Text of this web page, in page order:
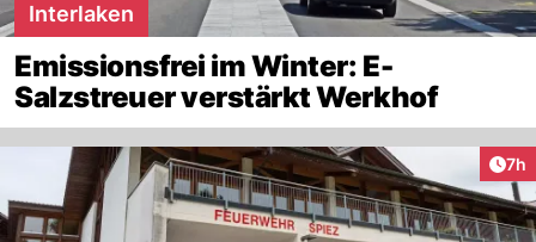
Interlaken
Emissionsfrei im Winter: E-
Salzstreuer verstärkt Werkhof
7h